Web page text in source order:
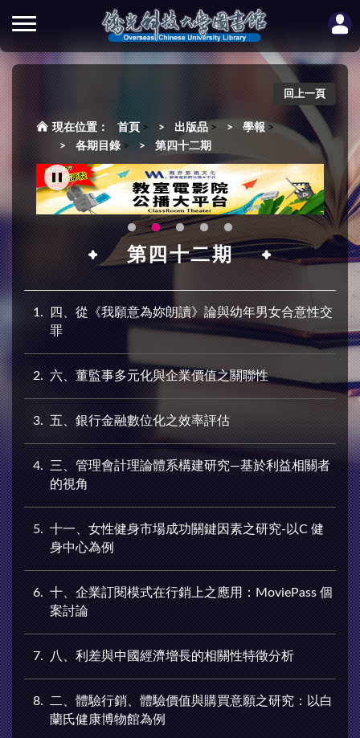
回上一頁
首頁 > 出版品 > 學報 >
各期目錄 > 第四十二期
第四十二期
1
四、從《我願意為妳朗讀》論與幼年男女合意性交
罪
2 六、董監事多元化與企業價值之關聯性
3 五、銀行金融數位化之效率評估
4
三、管理會計理論體系構建研究—基於利益相關者
的視角
5
十一、女性健身市場成功關鍵因素之研究-以C 健
身中心為例
6
十、企業訂閱模式在行銷上之應用：MoviePass 個
案討論
7 八、利差與中國經濟增長的相關性特徵分析
8
二、體驗行銷、體驗價值與購買意願之研究：以白
蘭氏健康博物館為例